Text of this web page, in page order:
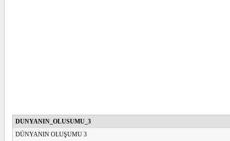
DUNYANIN_OLUSUMU_3
DÜNYANIN OLUŞUMU 3